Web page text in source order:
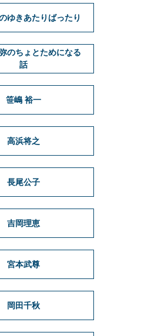
ゆきあたりばったり
のちょとためになる
話
笹嶋 裕一
高浜将之
長尾公子
吉岡理恵
宮本武尊
岡田千秋